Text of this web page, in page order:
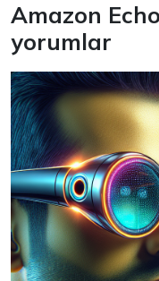
Amazon
yorumlar